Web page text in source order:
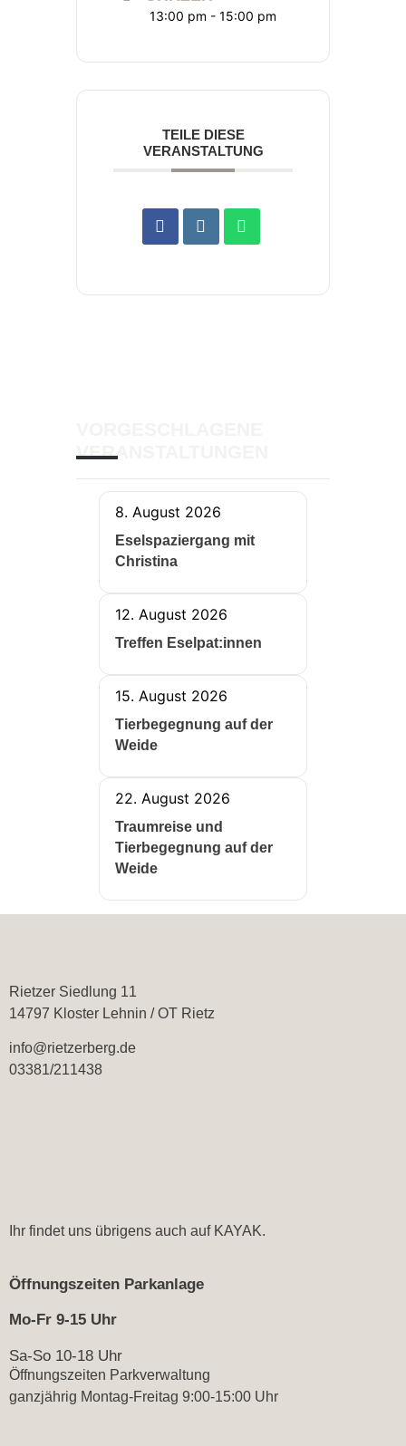
13:00 pm - 15:00 pm
TEILE DIESE
VERANSTALTUNG
VERANSTALTUNGEN
8. August 2026
Eselspaziergang mit
Christina
12. August 2026
Treffen Eselpat:innen
15. August 2026
Tierbegegnung auf der
Weide
22. August 2026
Traumreise und
Tierbegegnung auf der
Weide
Rietzer Siedlung 11
14797 Kloster Lehnin / OT Rietz
info@rietzerberg.de
03381/211438
Ihr findet uns übrigens auch auf KAYAK.
Öffnungszeiten Parkanlage
Mo-Fr 9-15 Uhr
Sa-So 10-18 Uhr
Öffnungszeiten Parkverwaltung
ganzjährig Montag-Freitag 9:00-15:00 Uhr